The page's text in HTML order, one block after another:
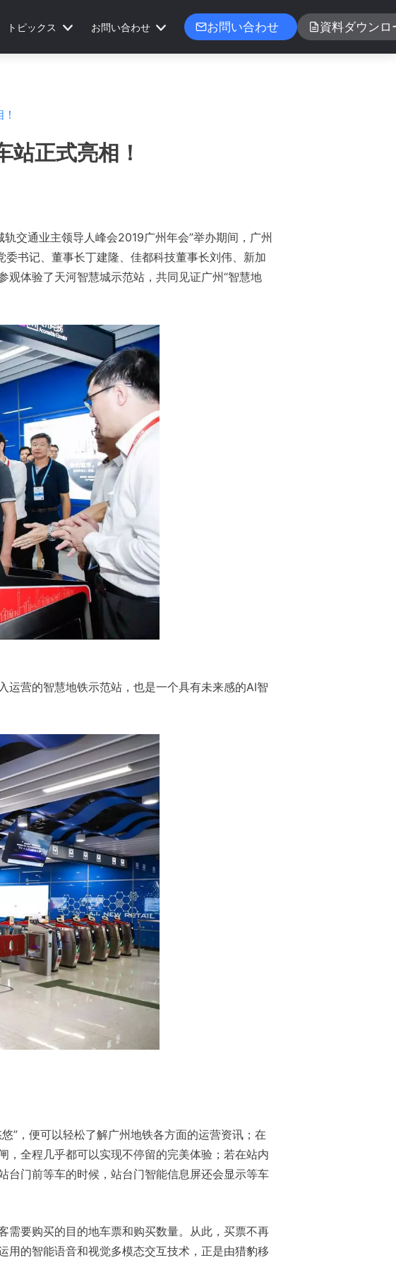
トピックス お問い合わせ お問い合わせ 資料ダウンロ
正式亮相！
交通业主领导人峰会2019广州年会”举办期间，广州
书记、董事长丁建隆、佳都科技董事长刘伟、新加
体验了天河智慧城示范站，共同见证广州“智慧地
运营的智慧地铁示范站，也是一个具有未来感的AI智
”，便可以轻松了解广州地铁各方面的运营资讯；在
，全程几乎都可以实现不停留的完美体验；若在站内
台门前等车的时候，站台门智能信息屏还会显示等车
需要购买的目的地车票和购买数量。从此，买票不再
用的智能语音和视觉多模态交互技术，正是由猎豹移